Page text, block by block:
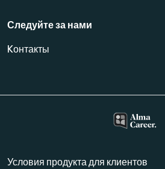
Следуйте за нами
Kонтакты
Условия продукта для клиентов